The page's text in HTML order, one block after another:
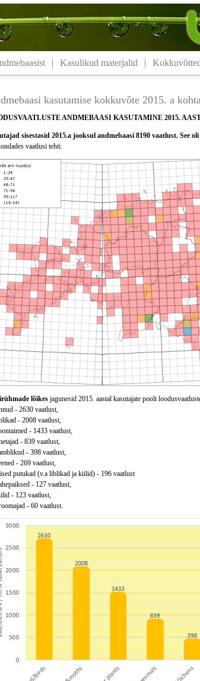
Kasulikud materjalid
kasutamise kokkuvõte 2015. a
ANDMEBAASI KASUTAMINE 2015.
sisestasid 2015.a jooksul andmebaasi 8190 vaatlust. See
vaatlusi tehti.
lõikesjagunesid 2015. aastal kasutajate poolt
- 2630 vaatlust,
- 2008 vaatlust,
- 1433 vaatlust,
- 839 vaatlust,
- 398 vaatlust,
- 269 vaatlust,
putukad (v.a liblikad ja kiilid) - 196 vaatlust
- 127 vaatlust,
- 123 vaatlust,
- 60 vaatlust.